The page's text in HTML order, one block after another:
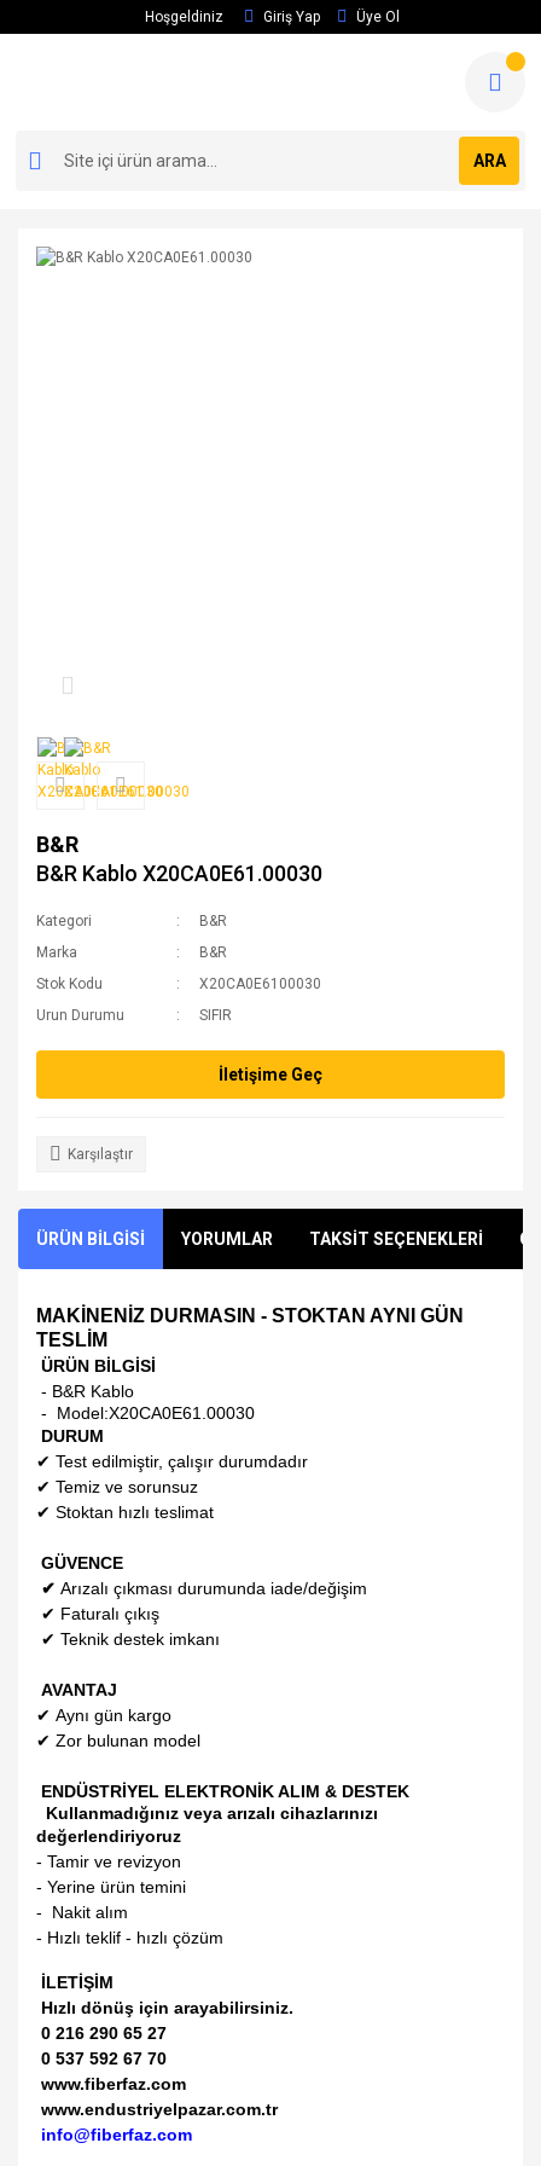
Hoşgeldiniz Giriş Yap Üye Ol
ARA
B&R
B&R Kablo X20CA0E61.00030
Kategori
B&R
Marka
B&R
Stok Kodu
X20CA0E6100030
Urun Durumu
SIFIR
İletişime Geç
Karşılaştır
ÜRÜN BİLGİSİ YORUMLAR TAKSİT SEÇENEKLERİ
MAKİNENİZ DURMASIN - STOKTAN AYNI GÜN
TESLİM
ÜRÜN BİLGİSİ
- B&R Kablo
- Model:X20CA0E61.00030
DURUM
✔ Test edilmiştir, çalışır durumdadır
✔ Temiz ve sorunsuz
✔ Stoktan hızlı teslimat
GÜVENCE
✔ Arızalı çıkması durumunda iade/değişim
✔ Faturalı çıkış
✔ Teknik destek imkanı
AVANTAJ
✔ Aynı gün kargo
✔ Zor bulunan model
ENDÜSTRİYEL ELEKTRONİK ALIM & DESTEK
Kullanmadığınız veya arızalı cihazlarınızı
değerlendiriyoruz
- Tamir ve revizyon
- Yerine ürün temini
- Nakit alım
- Hızlı teklif - hızlı çözüm
İLETİŞİM
Hızlı dönüş için arayabilirsiniz.
0 216 290 65 27
0 537 592 67 70
www.fiberfaz.com
www.endustriyelpazar.com.tr
info@fiberfaz.com